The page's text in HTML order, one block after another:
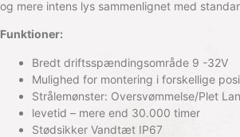
og mere intens lys sammenlignet med
Funktioner:
Bredt driftsspændingsområde 9 -32V
Mulighed for montering i forskellige
Strålemønster: Oversvømmelse/Plet
levetid – mere end 30.000 timer
Stødsikker Vandtæt IP67